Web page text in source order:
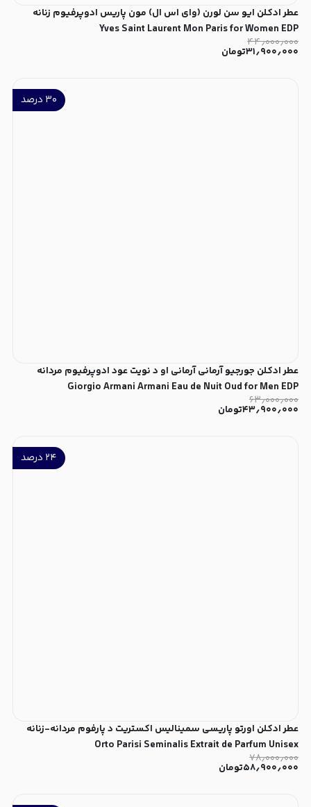
عطر ادکلن ایو سن لورن (وای اس ال) مون پاریس ادوپرفیوم زنانه
Yves Saint Laurent Mon Paris for Women EDP
۴۴٫۰۰۰٫۰۰۰
۳۱٫۹۰۰٫۰۰۰تومان
۳۰ درصد
عطر ادکلن جورجیو آرمانی آرمانی او د نویت عود ادوپرفیوم مردانه
Giorgio Armani Armani Eau de Nuit Oud for Men EDP
۶۳٫۰۰۰٫۰۰۰
۴۳٫۹۰۰٫۰۰۰تومان
۲۴ درصد
عطر ادکلن اورتو پاریسی سمینالیس اکستریت د پارفوم مردانه-زنانه
Orto Parisi Seminalis Extrait de Parfum Unisex
۷۸٫۰۰۰٫۰۰۰
۵۸٫۹۰۰٫۰۰۰تومان